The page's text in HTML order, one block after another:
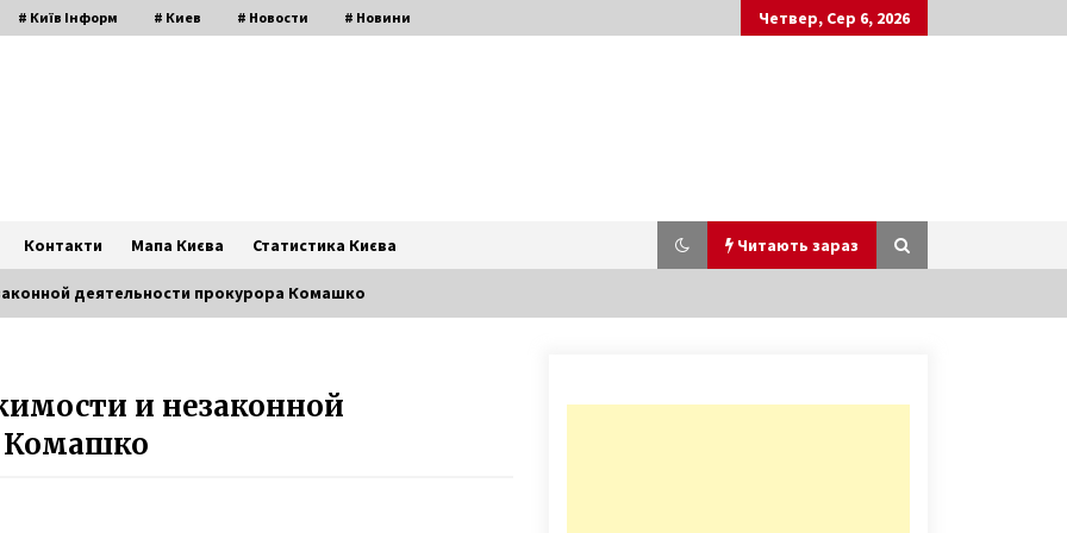
# Київ Інформ # Киев # Новости # Новини Четвер, Сер 6, 2026
Контакти Мапа Києва Статистика Києва Читають зараз
обійдуться у 24 мільйони
деятельности прокурора Комашко
и незаконной
Комашко